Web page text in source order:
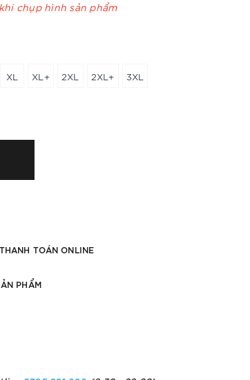
chụp hình sản phẩm
XL XL+ 2XL 2XL+ 3XL
TOÁN ONLINE
PHẨM